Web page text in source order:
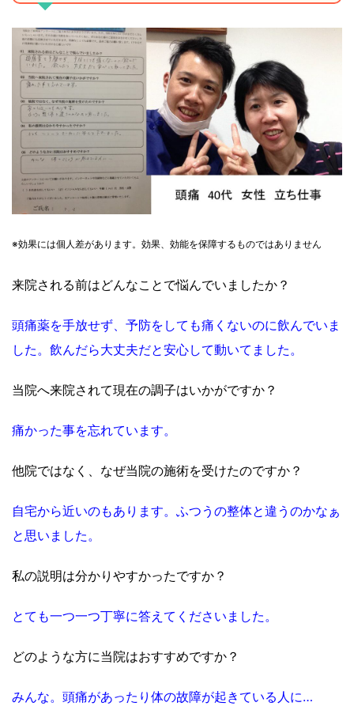
※効果には個人差があります。効果、効能を保障するものではありません
来院される前はどんなことで悩んでいましたか？
頭痛薬を手放せず、予防をしても痛くないのに飲んでいま
した。 飲んだら大丈夫だと安心して動いてました。
当院へ来院されて現在の調子はいかがですか？
痛かった事を忘れています。
他院ではなく、なぜ当院の施術を受けたのですか？
自宅から近いのもあります。 ふつうの整体と違うのかなぁ
と思いました。
私の説明は分かりやすかったですか？
とても一つ一つ丁寧に答えてくださいました。
どのような方に当院はおすすめですか？
みんな。頭痛があったり体の故障が起きている人に…